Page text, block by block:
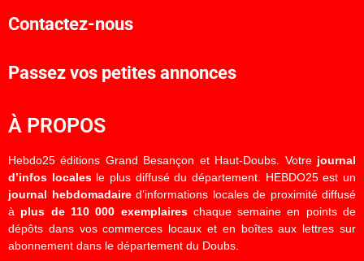
Contactez-nous
Passez vos petites annonces
À PROPOS
Hebdo25 éditions Grand Besançon et Haut-Doubs. Votre journal
d’infos localesle plus diffusé du département. HEBDO25 est un
journal hebdomadaired’informations locales de proximité diffusé
à plus de 110 000 exemplaireschaque semaine en points de
dépôts dans vos commerces locaux et en boîtes aux lettres sur
abonnement dans le département du Doubs.